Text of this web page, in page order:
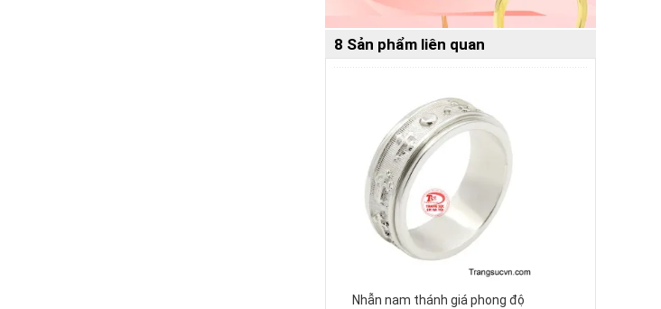
8 Sản phẩm liên quan
Nhẫn nam thánh giá phong độ